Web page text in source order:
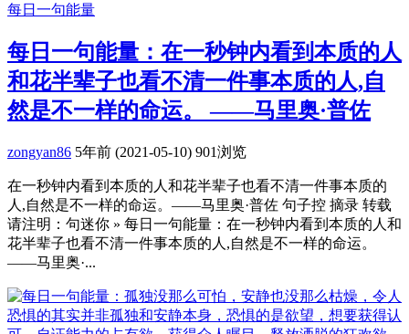
每日一句能量
每日一句能量：在一秒钟内看到本质的人
和花半辈子也看不清一件事本质的人,自
然是不一样的命运。 ——马里奥·普佐
zongyan86 5年前 (2021-05-10) 901浏览
在一秒钟内看到本质的人和花半辈子也看不清一件事本质的
人,自然是不一样的命运。——马里奥·普佐 句子控 摘录 转载
请注明：句迷你 » 每日一句能量：在一秒钟内看到本质的人和
花半辈子也看不清一件事本质的人,自然是不一样的命运。
——马里奥·...